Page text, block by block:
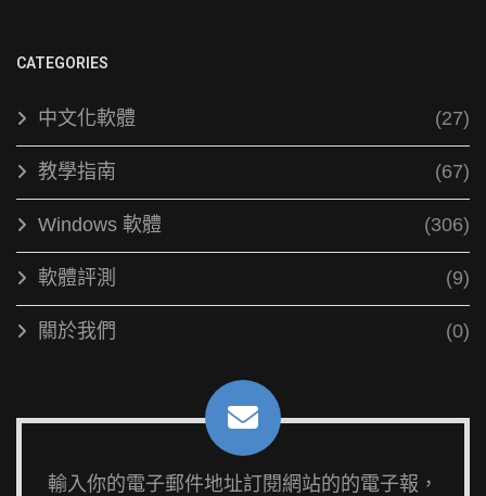
CATEGORIES
中文化軟體 (27)
教學指南 (67)
Windows 軟體 (306)
軟體評測 (9)
關於我們 (0)
輸入你的電子郵件地址訂閱網站的的電子報，